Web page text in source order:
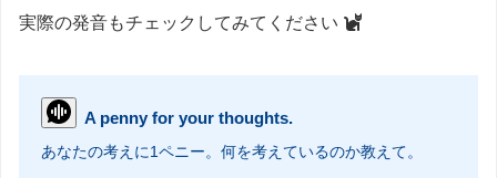
実際の発音もチェックしてみてください
A penny for your thoughts.
あなたの考えに1ペニー。何を考えているのか教えて。